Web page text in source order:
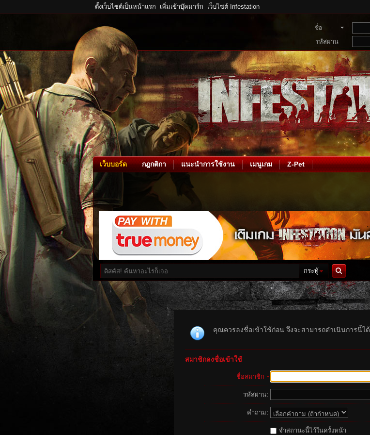
ตั้งเว็บไซต์เป็นหน้าแรก เพิ่มเข้าบุ๊คมาร์ก เว็บไซต์ Infestation
ชื่อ
สมาชิก
รหัสผ่าน
เว็บบอร์ด กฎกติกา แนะนำการใช้งาน เมนูเกม Z-Pet
กระทู้
ค้นหา
คุณควรลงชื่อเข้าใช้ก่อน จึงจะสามารถดำเนินการนี้ได้
สมาชิกลงชื่อเข้าใช้
ชื่อสมาชิก
รหัสผ่าน:
คำถาม:
จำสถานะนี้ไว้ในครั้งหน้า